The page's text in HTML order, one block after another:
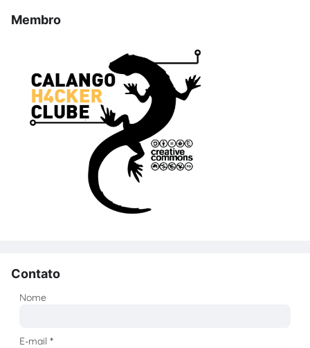
Membro
Contato
Nome
E-mail*